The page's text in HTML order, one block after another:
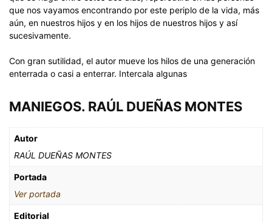
que nos vayamos encontrando por este periplo de la vida, más
aún, en nuestros hijos y en los hijos de nuestros hijos y así
sucesivamente.
Con gran sutilidad, el autor mueve los hilos de una generación
enterrada o casi a enterrar. Intercala algunas
MANIEGOS. RAÚL DUEÑAS MONTES
Autor
RAÚL DUEÑAS MONTES
Portada
Ver portada
Editorial